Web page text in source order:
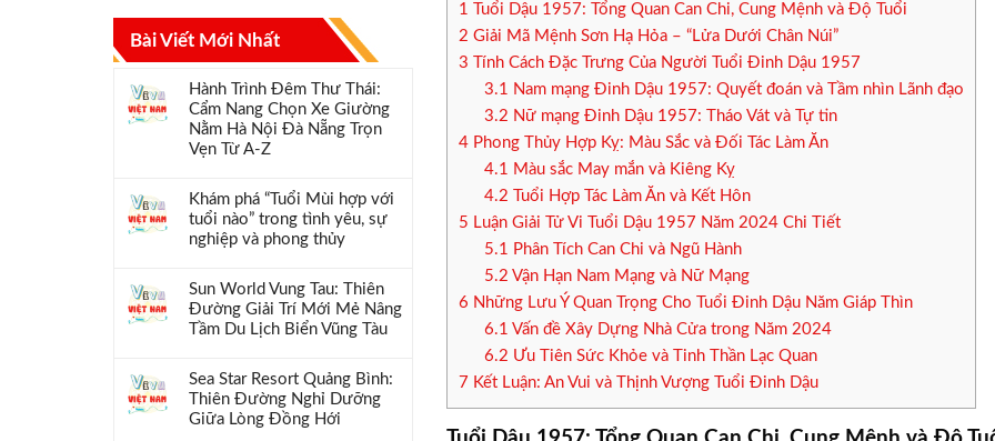
Bài Viết Mới Nhất
Hành Trình Đêm Thư Thái:
Cẩm Nang Chọn Xe Giường
Nằm Hà Nội Đà Nẵng Trọn
Vẹn Từ A-Z
Khám phá “Tuổi Mùi hợp với
tuổi nào” trong tình yêu, sự
nghiệp và phong thủy
Sun World Vung Tau: Thiên
Đường Giải Trí Mới Mẻ Nâng
Tầm Du Lịch Biển Vũng Tàu
Sea Star Resort Quảng Bình:
Thiên Đường Nghỉ Dưỡng
Giữa Lòng Đồng Hới
1 Tuổi Dậu 1957: Tổng Quan Can Chi, Cung Mệnh và Độ Tuổi
2 Giải Mã Mệnh Sơn Hạ Hỏa – “Lửa Dưới Chân Núi”
3 Tính Cách Đặc Trưng Của Người Tuổi Đinh Dậu 1957
3.1 Nam mạng Đinh Dậu 1957: Quyết đoán và Tầm nhìn Lãnh đạo
3.2 Nữ mạng Đinh Dậu 1957: Tháo Vát và Tự tin
4 Phong Thủy Hợp Kỵ: Màu Sắc và Đối Tác Làm Ăn
4.1 Màu sắc May mắn và Kiêng Kỵ
4.2 Tuổi Hợp Tác Làm Ăn và Kết Hôn
5 Luận Giải Tử Vi Tuổi Dậu 1957 Năm 2024 Chi Tiết
5.1 Phân Tích Can Chi và Ngũ Hành
5.2 Vận Hạn Nam Mạng và Nữ Mạng
6 Những Lưu Ý Quan Trọng Cho Tuổi Đinh Dậu Năm Giáp Thìn
6.1 Vấn đề Xây Dựng Nhà Cửa trong Năm 2024
6.2 Ưu Tiên Sức Khỏe và Tinh Thần Lạc Quan
7 Kết Luận: An Vui và Thịnh Vượng Tuổi Đinh Dậu